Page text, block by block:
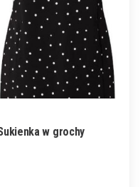
w grochy